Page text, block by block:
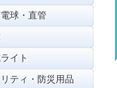
球・直管
イト
ティ・防災用品